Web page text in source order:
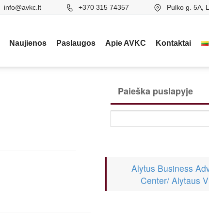
info@avkc.lt +370 315 74357 Pulko g. 5A,
Naujienos Paslaugos Apie AVKC Kontaktai
Paieška puslapyje
Alytus Business
Center/ Alytaus